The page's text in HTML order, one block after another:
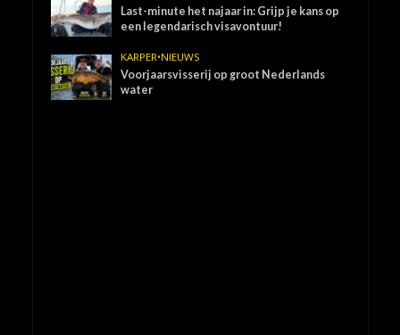
Last-minute het najaar in: Grijp je kans op
een legendarisch visavontuur!
KARPER•NIEUWS
Voorjaarsvisserij op groot Nederlands
water